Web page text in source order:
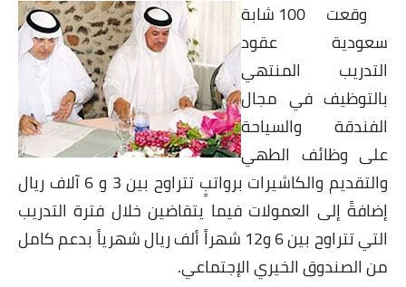
شوربات
سلطات
ساندويشات
مخبوزات
أطباق أطفال
أطباق بحرية
وقعت 100 شابة
سعودية عقود
التدريب المنتهي
بالتوظيف في مجال
الفندقة والسياحة
على وظائف الطهي
والتقديم والكاشيرات برواتبٍ تتراوح بين 3 و 6 آلاف ريال
إضافةً إلى العمولات فيما يتقاضين خلال فترة التدريب
التي تتراوح بين 6 و12 شهراً ألف ريال شهرياً بدعم كامل
من الصندوق الخيري الإجتماعي.